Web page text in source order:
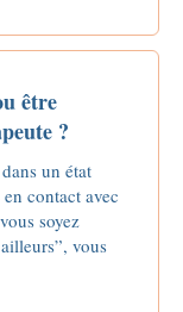
être
?
un état
contact avec
soyez
vous